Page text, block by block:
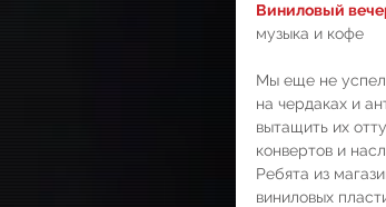
Виниловый
музыка и кофе
Мы еще не
на чердаках и
вытащить их
конвертов и
Ребята из
виниловых